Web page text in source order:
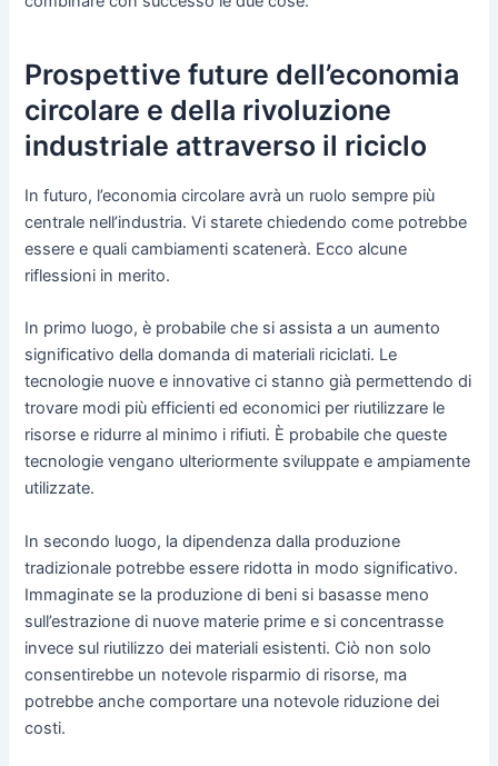
Prospettive future dell’economia
circolare e della rivoluzione
industriale attraverso il riciclo
In futuro, l’economia circolare avrà un ruolo sempre più
centrale nell’industria. Vi starete chiedendo come potrebbe
essere e quali cambiamenti scatenerà. Ecco alcune
riflessioni in merito.
In primo luogo, è probabile che si assista a un aumento
significativo della domanda di materiali riciclati. Le
tecnologie nuove e innovative ci stanno già permettendo di
trovare modi più efficienti ed economici per riutilizzare le
risorse e ridurre al minimo i rifiuti. È probabile che queste
tecnologie vengano ulteriormente sviluppate e ampiamente
utilizzate.
In secondo luogo, la dipendenza dalla produzione
tradizionale potrebbe essere ridotta in modo significativo.
Immaginate se la produzione di beni si basasse meno
sull’estrazione di nuove materie prime e si concentrasse
invece sul riutilizzo dei materiali esistenti. Ciò non solo
consentirebbe un notevole risparmio di risorse, ma
potrebbe anche comportare una notevole riduzione dei
costi.